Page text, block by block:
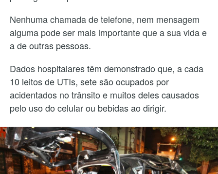
Nenhuma chamada de telefone, nem mensagem
alguma pode ser mais importante que a sua vida e
a de outras pessoas.
Dados hospitalares têm demonstrado que, a cada
10 leitos de UTIs, sete são ocupados por
acidentados no trânsito e muitos deles causados
pelo uso do celular ou bebidas ao dirigir.